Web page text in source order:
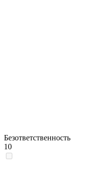
Безответственность
10